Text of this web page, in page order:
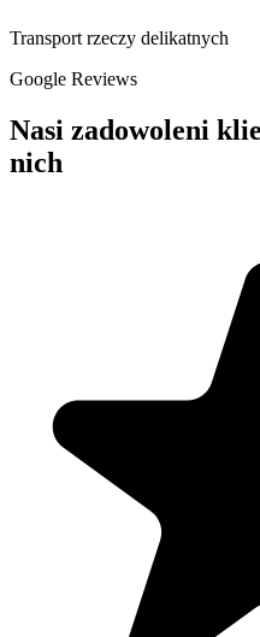
Transport rzeczy delikatnych
Google Reviews
Nasi zadowoleni
nich